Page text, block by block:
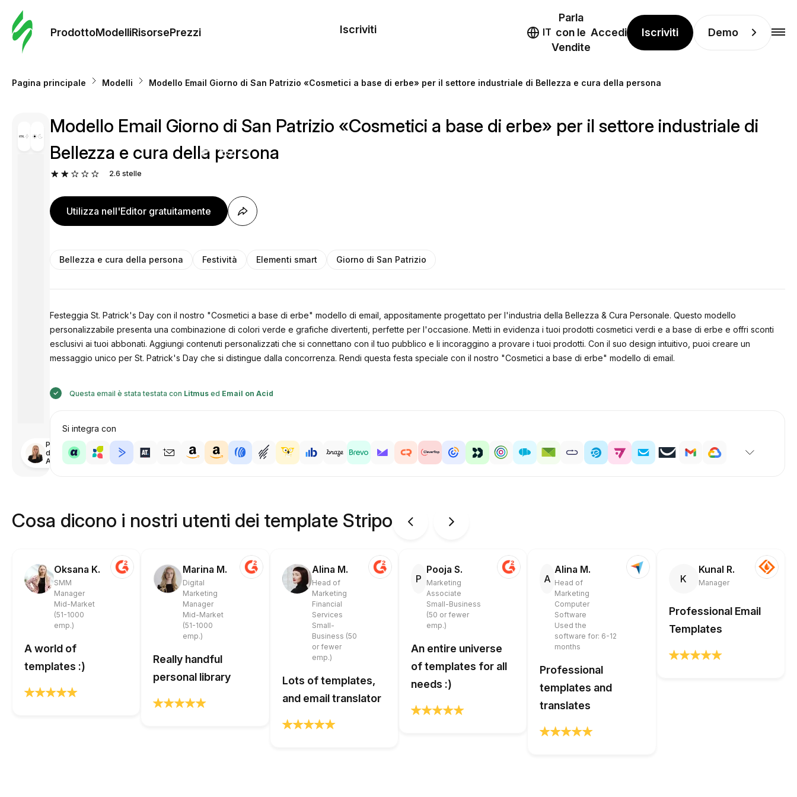
ProdottoModelliRisorsePrezzi
Prezzi
Iscriviti IT
Parla
con le
Vendite
Accedi Iscriviti Demo
Pagina principale Modelli Modello Email Giorno di San Patrizio «Cosmetici a base di erbe» per il settore industriale di Bellezza e cura della persona
Progettato
da
Anastasiia
Modello Email Giorno di San Patrizio «Cosmetici a base di erbe» per il settore industriale di
Bellezza e cura della persona
2.6 stelle
Utilizza nell'Editor gratuitamente
Bellezza e cura della persona Festività Elementi smart Giorno di San Patrizio
Festeggia St. Patrick's Day con il nostro "Cosmetici a base di erbe" modello di email, appositamente progettato per l'industria della Bellezza & Cura Personale. Questo modello
personalizzabile presenta una combinazione di colori verde e grafiche divertenti, perfette per l'occasione. Metti in evidenza i tuoi prodotti cosmetici verdi e a base di erbe e offri sconti
esclusivi ai tuoi abbonati. Aggiungi contenuti personalizzati che si connettano con il tuo pubblico e li incoraggino a provare i tuoi prodotti. Con il suo design intuitivo, puoi creare un
messaggio unico per St. Patrick's Day che si distingue dalla concorrenza. Rendi questa festa speciale con il nostro "Cosmetici a base di erbe" modello di email.
Questa email è stata testata con Litmus ed Email on Acid
Si integra con
Cosa dicono i nostri utenti dei template Stripo
Oksana K.
SMM
Manager
Mid-Market
(51-1000
emp.)
A world of
templates :)
Marina M.
Digital
Marketing
Manager
Mid-Market
(51-1000
emp.)
Really handful
personal library
Alina M.
Head of
Marketing
Financial
Services
Small-
Business (50
or fewer
emp.)
Lots of templates,
and email translator
P
Pooja S.
Marketing
Associate
Small-Business
(50 or fewer
emp.)
An entire universe
of templates for all
needs :)
A
Alina M.
Head of
Marketing
Computer
Software
Used the
software for: 6-12
months
Professional
templates and
translates
K
Kunal R.
Manager
Professional Email
Templates